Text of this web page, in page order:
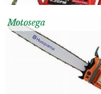
Motosega